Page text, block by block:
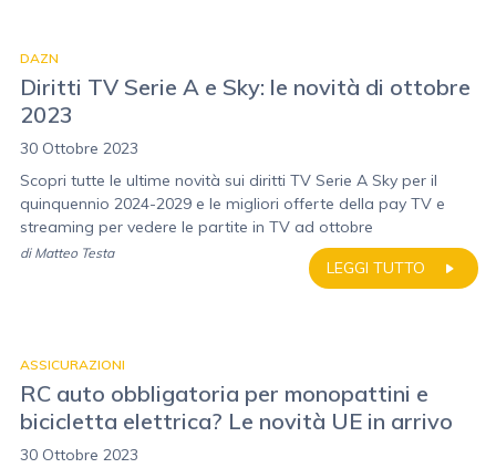
DAZN
Diritti TV Serie A e Sky: le novità di ottobre
2023
30 Ottobre 2023
Scopri tutte le ultime novità sui diritti TV Serie A Sky per il
quinquennio 2024-2029 e le migliori offerte della pay TV e
streaming per vedere le partite in TV ad ottobre
LEGGI TUTTO
di Matteo Testa
ASSICURAZIONI
RC auto obbligatoria per monopattini e
bicicletta elettrica? Le novità UE in arrivo
30 Ottobre 2023